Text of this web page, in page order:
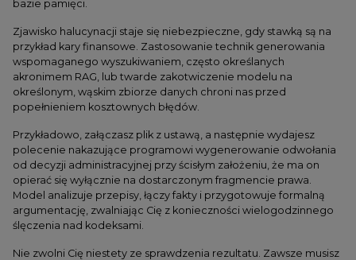
bazie pamięci.
Zjawisko halucynacji staje się niebezpieczne, gdy stawką są na
przykład kary finansowe. Zastosowanie technik generowania
wspomaganego wyszukiwaniem, często określanych
akronimem RAG, lub twarde zakotwiczenie modelu na
określonym, wąskim zbiorze danych chroni nas przed
popełnieniem kosztownych błędów.
Przykładowo, załączasz plik z ustawą, a następnie wydajesz
polecenie nakazujące programowi wygenerowanie odwołania
od decyzji administracyjnej przy ścisłym założeniu, że ma on
opierać się wyłącznie na dostarczonym fragmencie prawa.
Model analizuje przepisy, łączy fakty i przygotowuje formalną
argumentację, zwalniając Cię z konieczności wielogodzinnego
ślęczenia nad kodeksami.
Nie zwolni Cię niestety ze sprawdzenia rezultatu. Zawsze musisz